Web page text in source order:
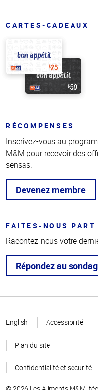
CARTES-CADEAUX
RÉCOMPENSES
Inscrivez-vous au
M&M pour recevoir des
sensas.
Devenez membre
FAITES-NOUS PART
Racontez-nous votre
Répondez au
page
English Accessibilité
Plan du site
Confidentialité et sécurité